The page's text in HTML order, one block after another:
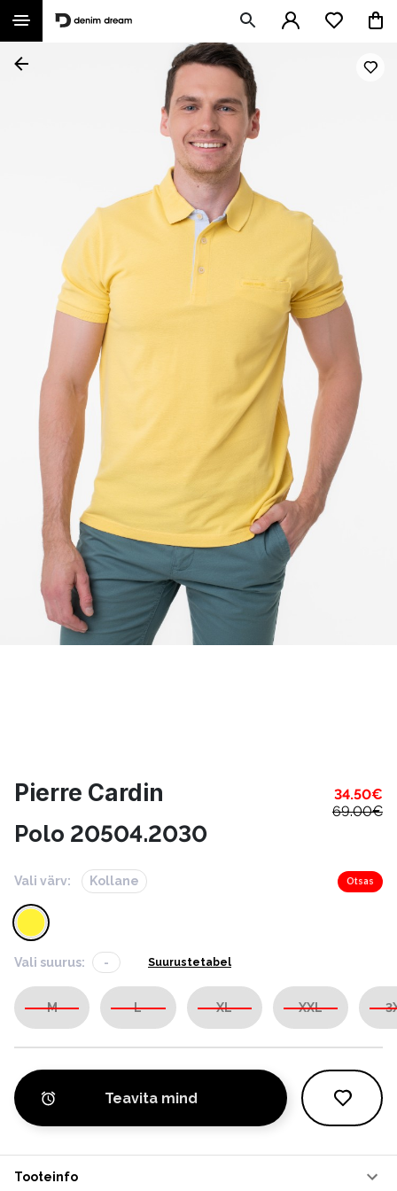
Pierre Cardin 34.50€
69.00€
Polo 20504.2030
Vali värv: Kollane Otsas
Vali suurus: - Suurustetabel
M L XL XXL
Teavita mind
Tooteinfo